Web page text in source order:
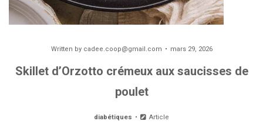
Written by cadee.coop@gmail.com mars 29, 2026
Skillet d’Orzotto crémeux aux saucisses de
poulet
diabétiques Article